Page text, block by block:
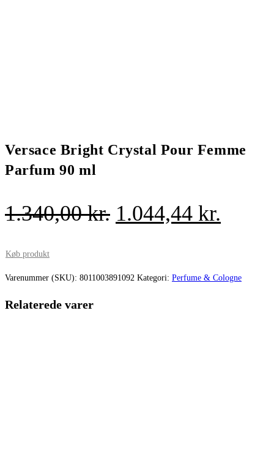
Versace Bright Crystal Pour Femme
Parfum 90 ml
1.340,00kr. Den
var:
1.044,44 kr.
er:
Køb produkt
Varenummer (SKU): 8011003891092 Kategori: Perfume & Cologne
Relaterede varer